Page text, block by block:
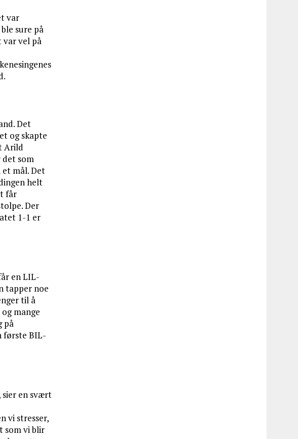
var
sure på
var vel på
Det
og skapte
Arild
det som
mål. Det
helt
får
Der
1-1 er
en LIL-
tapper noe
til å
mange
på
første BIL-
sier en svært
vi stresser,
som vi blir